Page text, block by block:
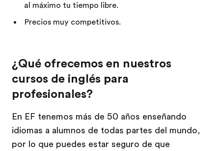
al máximo tu tiempo libre.
Precios muy competitivos.
¿Qué ofrecemos en nuestros
cursos de inglés para
profesionales?
En EF tenemos más de 50 años enseñando
idiomas a alumnos de todas partes del mundo,
por lo que puedes estar seguro de que